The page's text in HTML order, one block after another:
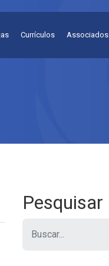
Currículos Associados
Pesquisar